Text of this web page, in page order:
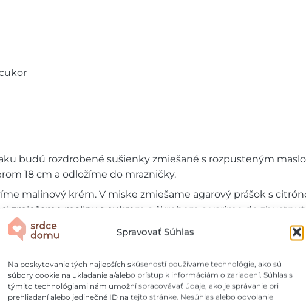
Spravovať Súhlas
Na poskytovanie tých najlepších skúseností používame technológie, ako sú
súbory cookie na ukladanie a/alebo prístup k informáciám o zariadení. Súhlas s
týmito technológiami nám umožní spracovávať údaje, ako je správanie pri
prehliadaní alebo jedinečné ID na tejto stránke. Nesúhlas alebo odvolanie
budú rozdrobené sušienky zmiešané s rozpusteným
18 cm a odložíme do mrazničky.
malinový krém. V miske zmiešame agarový prášok s
zmiešame maliny s cukrom a škrobom a varíme do
Prepasírujeme cez sitko a necháme vychladnúť.
cukrom a vanilkou do nadýchanej hmoty. Postupne
miske vyšľaháme smotany a jemne ich vmiešame do
sušienkový základ a uhladíme. Necháme stuhnúť v